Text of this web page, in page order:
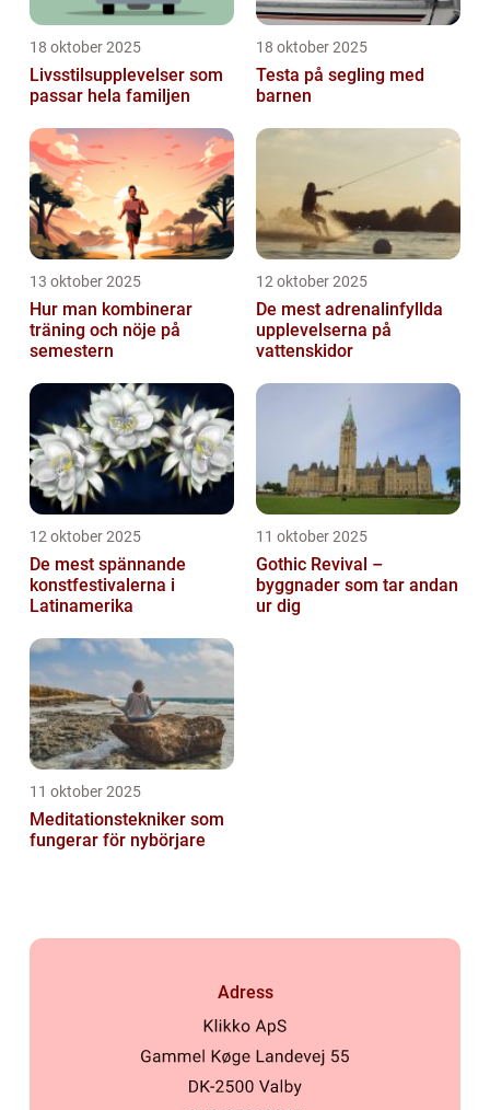
18 oktober 2025
Livsstilsupplevelser som
passar hela familjen
18 oktober 2025
Testa på segling med
barnen
13 oktober 2025
Hur man kombinerar
träning och nöje på
semestern
12 oktober 2025
De mest adrenalinfyllda
upplevelserna på
vattenskidor
12 oktober 2025
De mest spännande
konstfestivalerna i
Latinamerika
11 oktober 2025
Gothic Revival –
byggnader som tar andan
ur dig
11 oktober 2025
Meditationstekniker som
fungerar för nybörjare
Adress